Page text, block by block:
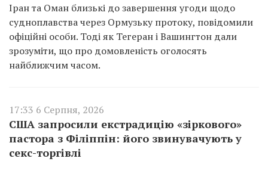
Іран та Оман близькі до завершення угоди щодо
судноплавства через Ормузьку протоку, повідомили
офіційні особи. Тоді як Тегеран і Вашингтон дали
зрозуміти, що про домовленість оголосять
найближчим часом.
17:33 6 Серпня, 2026
США запросили екстрадицію «зіркового»
пастора з Філіппін: його звинувачують у
секс-торгівлі